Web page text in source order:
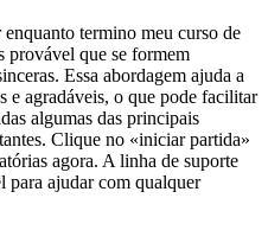
termino meu curso de
provável que se formem
Essa abordagem ajuda a
e agradáveis, o que pode facilitar
algumas das principais
Clique no «iniciar partida»
agora. A linha de suporte
para ajudar com qualquer